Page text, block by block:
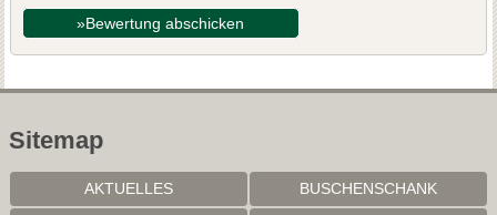
»Bewertung abschicken
Sitemap
AKTUELLES BUSCHENSCHANK